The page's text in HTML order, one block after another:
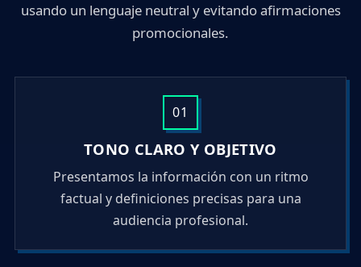
usando un lenguaje neutral y evitando afirmaciones
promocionales.
01
TONO CLARO Y OBJETIVO
Presentamos la información con un ritmo
factual y definiciones precisas para una
audiencia profesional.